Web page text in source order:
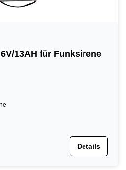
13AH für Funksirene
Details